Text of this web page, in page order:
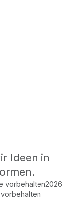
Ideen in
vorbehalten2026